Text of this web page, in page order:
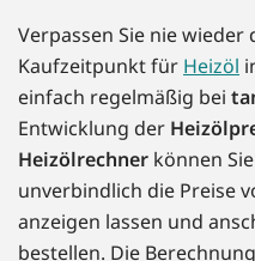
Verpassen Sie nie wieder
Kaufzeitpunkt für Heizöl
einfach regelmäßig bei
Entwicklung der
Heizölrechner können
unverbindlich die Preise
anzeigen lassen und
bestellen. Die